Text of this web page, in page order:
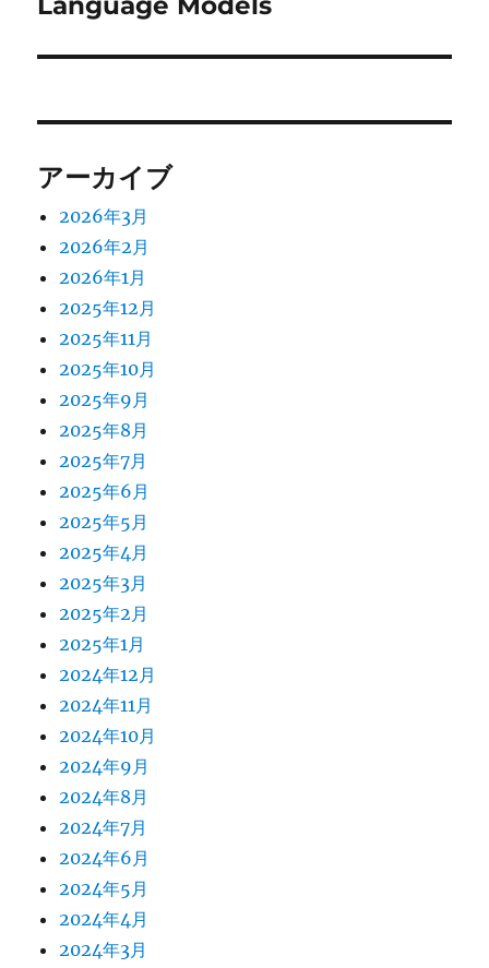
ン
アーカイブ
2026年3月
2026年2月
2026年1月
2025年12月
2025年11月
2025年10月
2025年9月
2025年8月
2025年7月
2025年6月
2025年5月
2025年4月
2025年3月
2025年2月
2025年1月
2024年12月
2024年11月
2024年10月
2024年9月
2024年8月
2024年7月
2024年6月
2024年5月
2024年4月
2024年3月